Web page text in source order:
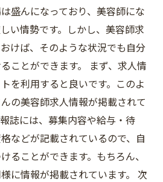
盛んになっており、美容師にな
い情勢です。しかし、美容師求
けば、そのような状況でも自分
ことができます。 まず、求人情
を利用すると良いです。このよ
の美容師求人情報が掲載されて
誌には、募集内容や給与・待
などが記載されているので、自
ることができます。もちろん、
に情報が掲載されています。 次